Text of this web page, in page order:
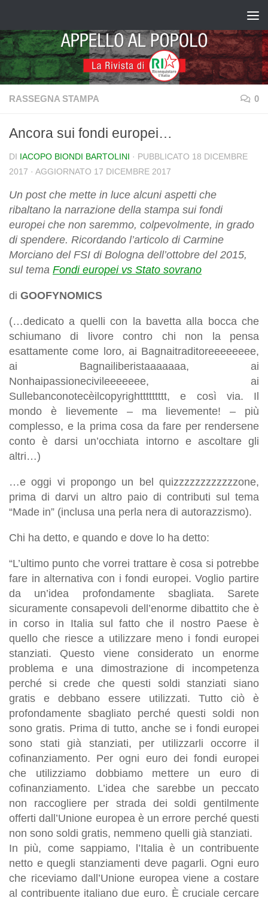
RASSEGNA STAMPA 0
Ancora sui fondi europei…
DI IACOPO BIONDI BARTOLINI · PUBBLICATO 18 DICEMBRE
2017 · AGGIORNATO 17 DICEMBRE 2017
Un post che mette in luce alcuni aspetti che
ribaltano la narrazione della stampa sui fondi
europei che non saremmo, colpevolmente, in grado
di spendere. Ricordando l’articolo di Carmine
Morciano del FSI di Bologna dell’ottobre del 2015,
sul tema Fondi europei vs Stato sovrano
di GOOFYNOMICS
(…dedicato a quelli con la bavetta alla bocca che
schiumano di livore contro chi non la pensa
esattamente come loro, ai Bagnaitraditoreeeeeeee,
ai Bagnailiberistaaaaaaa, ai
Nonhaipassionecivileeeeeee, ai
Sullebanconotecèilcopyrighttttttttt, e così via. Il
mondo è lievemente – ma lievemente! – più
complesso, e la prima cosa da fare per rendersene
conto è darsi un’occhiata intorno e ascoltare gli
altri…)
…e oggi vi propongo un bel quizzzzzzzzzzzzone,
prima di darvi un altro paio di contributi sul tema
“Made in” (inclusa una perla nera di autorazzismo).
Chi ha detto, e quando e dove lo ha detto:
“L’ultimo punto che vorrei trattare è cosa si potrebbe
fare in alternativa con i fondi europei. Voglio partire
da un’idea profondamente sbagliata. Sarete
sicuramente consapevoli dell’enorme dibattito che è
in corso in Italia sul fatto che il nostro Paese è
quello che riesce a utilizzare meno i fondi europei
stanziati. Questo viene considerato un enorme
problema e una dimostrazione di incompetenza
perché si crede che questi soldi stanziati siano
gratis e debbano essere utilizzati. Tutto ciò è
profondamente sbagliato perché questi soldi non
sono gratis. Prima di tutto, anche se i fondi europei
sono stati già stanziati, per utilizzarli occorre il
cofinanziamento. Per ogni euro dei fondi europei
che utilizziamo dobbiamo mettere un euro di
cofinanziamento. L’idea che sarebbe un peccato
non raccogliere per strada dei soldi gentilmente
offerti dall’Unione europea è un errore perché questi
non sono soldi gratis, nemmeno quelli già stanziati.
In più, come sappiamo, l’Italia è un contribuente
netto e quegli stanziamenti deve pagarli. Ogni euro
che riceviamo dall’Unione europea viene a costare
al contribuente italiano due euro. È cruciale cercare